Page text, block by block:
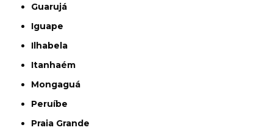
Guarujá
Iguape
Ilhabela
Itanhaém
Mongaguá
Peruíbe
Praia Grande